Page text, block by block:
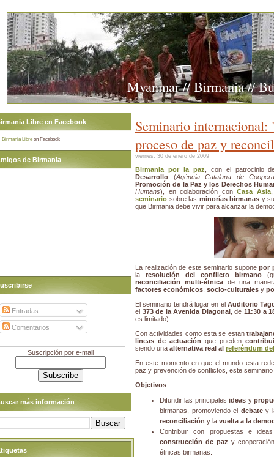
Myanmar // Birmania //
Seminario
proceso de paz y
viernes, 30 de enero de 2009
Birmania por la paz , con el patrocinio
Desarrollo (Agència Catalana de
Promoción de la Paz y los Derechos
Humans), en colaboración conCasa Asia
seminario sobre las minorías birmanas y
que Birmania debe vivir para alcanzar la
La realización de este seminario suponepor
laresolución del conflicto birmano
reconciliación multi-étnica de una
factores económicos socio-culturales y
El seminario tendrá lugar en el Auditorio
el 373 de la Avenida Diagonal, de 11:30 a
es limitado).
Con actividades como esta se estan
lineas de actuación que pueden
siendo una alternativa real al referéndum
En este momento en que el mundo esta
paz y prevención de conflictos, este
Objetivos:
Difundir las principalesideas y
birmanas, promoviendo el debatey
reconciliación y la vuelta a la
Contribuir con propuestas e
construcción de paz y
étnicas birmanas.
Libre en Facebook
Birmania Libre on Facebook
de Birmania
Entradas
Comentarios
Suscripción por e-mail
más información